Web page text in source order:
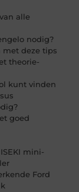
alle
nodig?
met deze tips
theorie-
kunt vinden
goed
mini-
Ford